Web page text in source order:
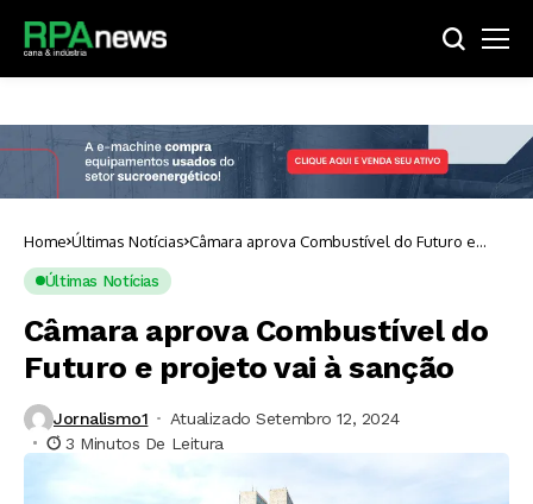
Home Últimas Notícias Câmara aprova Combustível do Futuro e
projeto vai à sanção
Últimas Notícias
Câmara aprova Combustível do
Futuro e projeto vai à sanção
Jornalismo1
Atualizado Setembro 12, 2024
3 Minutos De Leitura